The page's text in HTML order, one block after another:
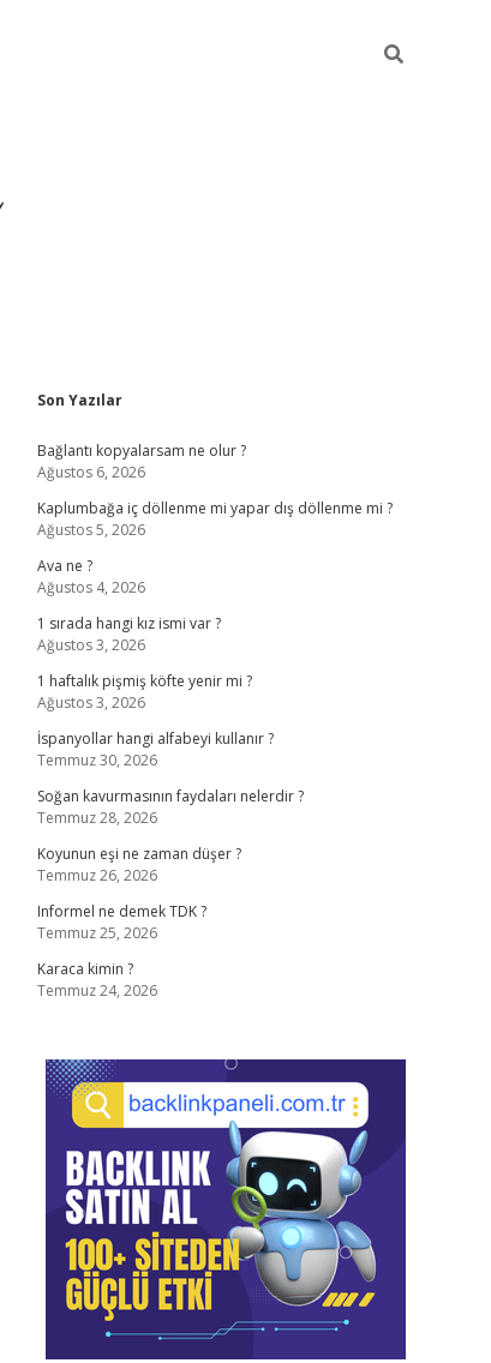
Sidebar
Son Yazılar
Bağlantı kopyalarsam ne olur ?
Ağustos 6, 2026
Kaplumbağa iç döllenme mi yapar dış döllenme mi ?
Ağustos 5, 2026
Ava ne ?
Ağustos 4, 2026
1 sırada hangi kız ismi var ?
Ağustos 3, 2026
1 haftalık pişmiş köfte yenir mi ?
Ağustos 3, 2026
İspanyollar hangi alfabeyi kullanır ?
Temmuz 30, 2026
Soğan kavurmasının faydaları nelerdir ?
Temmuz 28, 2026
Koyunun eşi ne zaman düşer ?
Temmuz 26, 2026
Informel ne demek TDK ?
Temmuz 25, 2026
Karaca kimin ?
Temmuz 24, 2026